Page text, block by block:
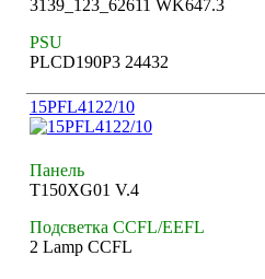
3139_123_62611 WK647.3
PSU
PLCD190P3 24432
15PFL4122/10
Панель
T150XG01 V.4
Подсветка CCFL/EEFL
2 Lamp CCFL